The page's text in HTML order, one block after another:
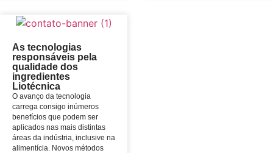
As tecnologias
responsáveis pela
qualidade dos
ingredientes
Liotécnica
O avanço da tecnologia
carrega consigo inúmeros
benefícios que podem ser
aplicados nas mais distintas
áreas da indústria, inclusive na
alimentícia. Novos métodos